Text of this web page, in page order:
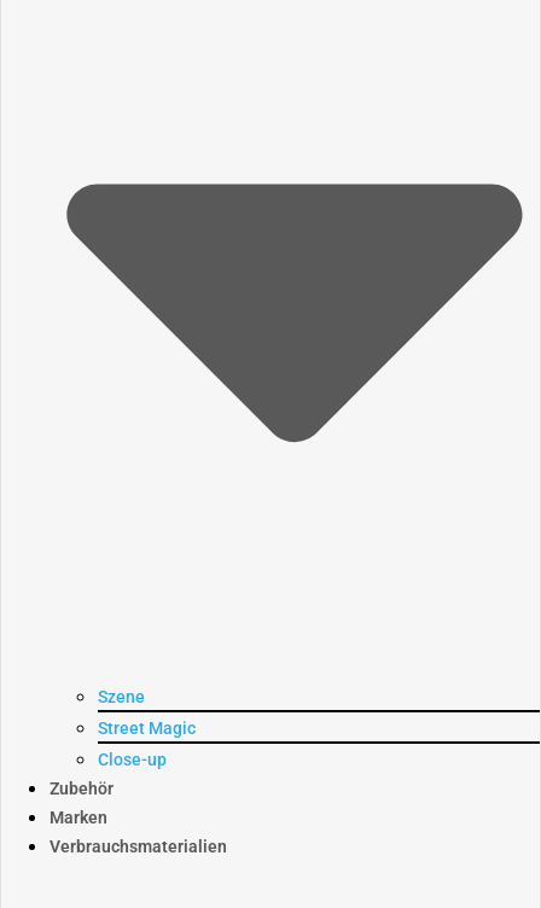
Szene
Street Magic
Close-up
Zubehör
Marken
Verbrauchsmaterialien